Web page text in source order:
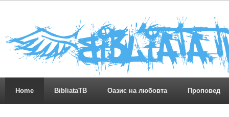
Home BibliataTB Оазис на любовта Проповед